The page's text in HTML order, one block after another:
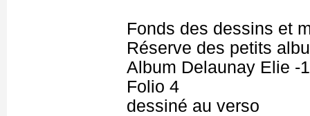
Fonds des dessins et
Réserve des petits
Album Delaunay Elie -
Folio 4
dessiné au verso